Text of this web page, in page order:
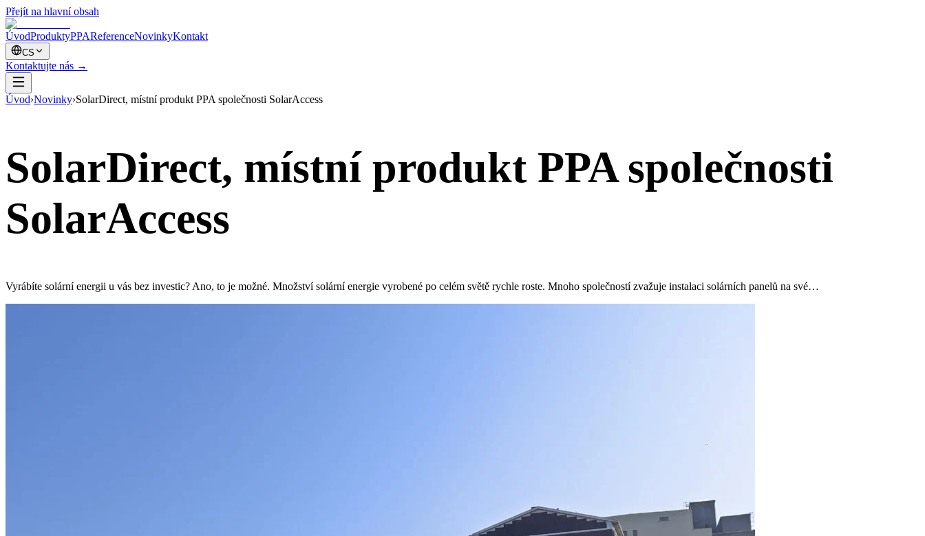
Přejít na hlavní obsah
ÚvodProduktyPPAReferenceNovinkyKontakt
CS
Kontaktujte nás →
Úvod›Novinky›SolarDirect, místní produkt PPA společnosti SolarAccess
SolarDirect, místní produkt PPA společnosti
SolarAccess
Vyrábíte solární energii u vás bez investic? Ano, to je možné. Množství solární energie vyrobené po celém světě rychle roste. Mnoho společností zvažuje instalaci solárních panelů na své…